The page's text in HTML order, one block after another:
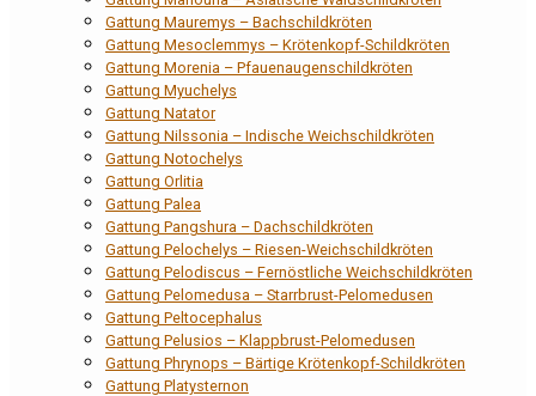
Gattung Mauremys – Bachschildkröten
Gattung Mesoclemmys – Krötenkopf-Schildkröten
Gattung Morenia – Pfauenaugenschildkröten
Gattung Myuchelys
Gattung Natator
Gattung Nilssonia – Indische Weichschildkröten
Gattung Notochelys
Gattung Orlitia
Gattung Palea
Gattung Pangshura – Dachschildkröten
Gattung Pelochelys – Riesen-Weichschildkröten
Gattung Pelodiscus – Fernöstliche Weichschildkröten
Gattung Pelomedusa – Starrbrust-Pelomedusen
Gattung Peltocephalus
Gattung Pelusios – Klappbrust-Pelomedusen
Gattung Phrynops – Bärtige Krötenkopf-Schildkröten
Gattung Platysternon